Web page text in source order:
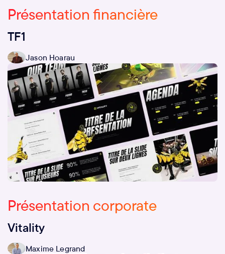
Présentation financière
TF1
Jason Hoarau
Présentation corporate
Vitality
Maxime Legrand